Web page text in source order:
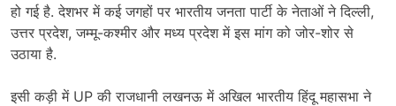
हो गई है. देशभर में कई जगहों पर भारतीय जनता पार्टी के नेताओं ने दिल्ली,
उत्तर प्रदेश, जम्मू-कश्मीर और मध्य प्रदेश में इस मांग को जोर-शोर से
उठाया है.
इसी कड़ी में UP की राजधानी लखनऊ में अखिल भारतीय हिंदू महासभा ने